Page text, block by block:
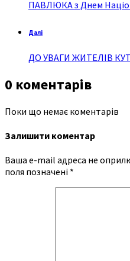
ПАВЛЮКА з Днем
Далі
ДО УВАГИ ЖИТЕЛІВ
0 коментарів
Поки що немає коментарів
Залишити коментар
Ваша e-mail адреса не
поля позначені *